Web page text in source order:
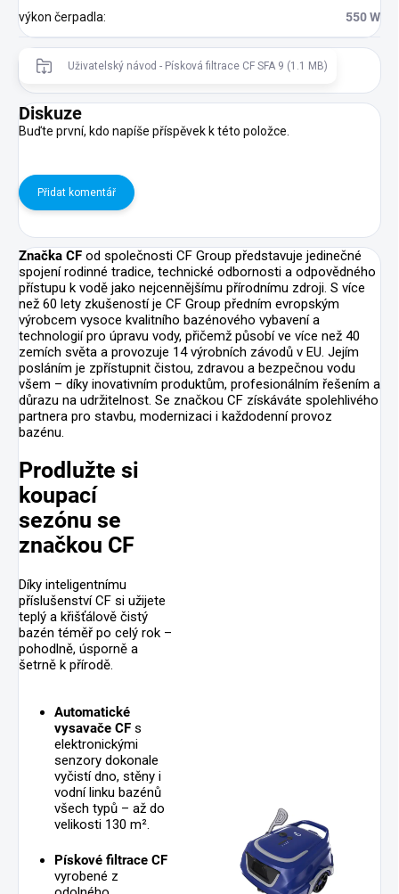
výkon čerpadla: 550 W
Uživatelský návod - Písková filtrace CF SFA 9 (1.1 MB)
Diskuze
Buďte první, kdo napíše příspěvek k této položce.
Přidat komentář
Značka CF od společnosti CF Group představuje jedinečné
spojení rodinné tradice, technické odbornosti a odpovědného
přístupu k vodě jako nejcennějšímu přírodnímu zdroji. S více
než 60 lety zkušeností je CF Group předním evropským
výrobcem vysoce kvalitního bazénového vybavení a
technologií pro úpravu vody, přičemž působí ve více než 40
zemích světa a provozuje 14 výrobních závodů v EU. Jejím
posláním je zpřístupnit čistou, zdravou a bezpečnou vodu
všem – díky inovativním produktům, profesionálním řešením a
důrazu na udržitelnost. Se značkou CF získáváte spolehlivého
partnera pro stavbu, modernizaci i každodenní provoz
bazénu.
Prodlužte si
koupací
sezónu se
značkou CF
Díky inteligentnímu
příslušenství CF si užijete
teplý a křišťálově čistý
bazén téměř po celý rok –
pohodlně, úsporně a
šetrně k přírodě.
Automatické
vysavače CF s
elektronickými
senzory dokonale
vyčistí dno, stěny i
vodní linku bazénů
všech typů – až do
velikosti 130 m².
Pískové filtrace CF
vyrobené z